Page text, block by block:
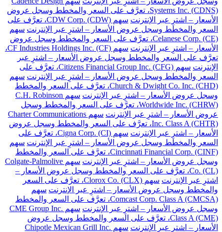
Systems Inc. (CDNS)، تعرَّف على السعر والمخطط وسجل عروض
الأسعار – اشترِ عبر الإنترنت
سهم CDW Corp. (CDW)، تعرَّف على
السعر والمخطط وسجل عروض الأسعار – اشترِ عبر الإنترنت سهم
Celanese Corp. (CE)، تعرَّف على السعر والمخطط وسجل عروض
الأسعار – اشترِ عبر الإنترنت
سهم CF Industries Holdings Inc. (CF)،
تعرَّف على السعر والمخطط وسجل عروض الأسعار – اشترِ عبر
الإنترنت
سهم Citizens Financial Group Inc. (CFG)، تعرَّف على
السعر والمخطط وسجل عروض الأسعار – اشترِ عبر الإنترنت سهم
Church & Dwight Co. Inc. (CHD)، تعرَّف على السعر والمخطط
وسجل عروض الأسعار – اشترِ عبر الإنترنت
سهم C.H. Robinson
Worldwide Inc. (CHRW)، تعرَّف على السعر والمخطط وسجل
عروض الأسعار – اشترِ عبر الإنترنت
سهم Charter Communications
Inc. Class A (CHTR)، تعرَّف على السعر والمخطط وسجل عروض
الأسعار – اشترِ عبر الإنترنت
سهم Cigna Corp. (CI)، تعرَّف على
السعر والمخطط وسجل عروض الأسعار – اشترِ عبر الإنترنت سهم
Cincinnati Financial Corp. (CINF)، تعرَّف على السعر والمخطط
وسجل عروض الأسعار – اشترِ عبر الإنترنت
سهم Colgate-Palmolive
Co. (CL)، تعرَّف على السعر والمخطط وسجل عروض الأسعار –
اشترِ عبر الإنترنت
سهم Clorox Co. (CLX)، تعرَّف على السعر
والمخطط وسجل عروض الأسعار – اشترِ عبر الإنترنت سهم
Comcast Corp. Class A (CMCSA)، تعرَّف على السعر والمخطط
وسجل عروض الأسعار – اشترِ عبر الإنترنت
سهم CME Group Inc.
Class A (CME)، تعرَّف على السعر والمخطط وسجل عروض
الأسعار – اشترِ عبر الإنترنت
سهم Chipotle Mexican Grill Inc.